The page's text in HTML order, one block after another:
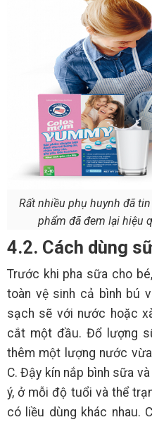
Rất nhiều phụ huynh đã
phẩm đã đem lại hiệu
4.2. Cách dùng
Trước khi pha sữa cho
toàn vệ sinh cả bình bú
sạch sẽ với nước hoặc
cắt một đầu. Đổ lượng
thêm một lượng nước
C. Đậy kín nắp bình sữa
ý, ở mỗi độ tuổi và thể
có liều dùng khác nhau.